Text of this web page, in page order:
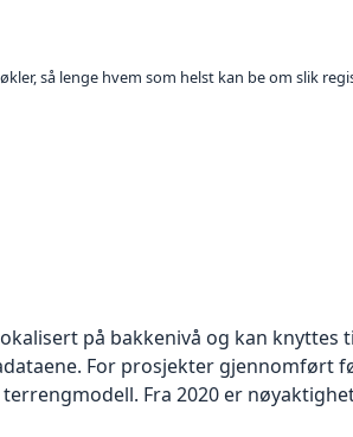
så lenge hvem som helst kan be om slik
på bakkenivå og kan knyttes
For prosjekter gjennomført
Fra 2020 er